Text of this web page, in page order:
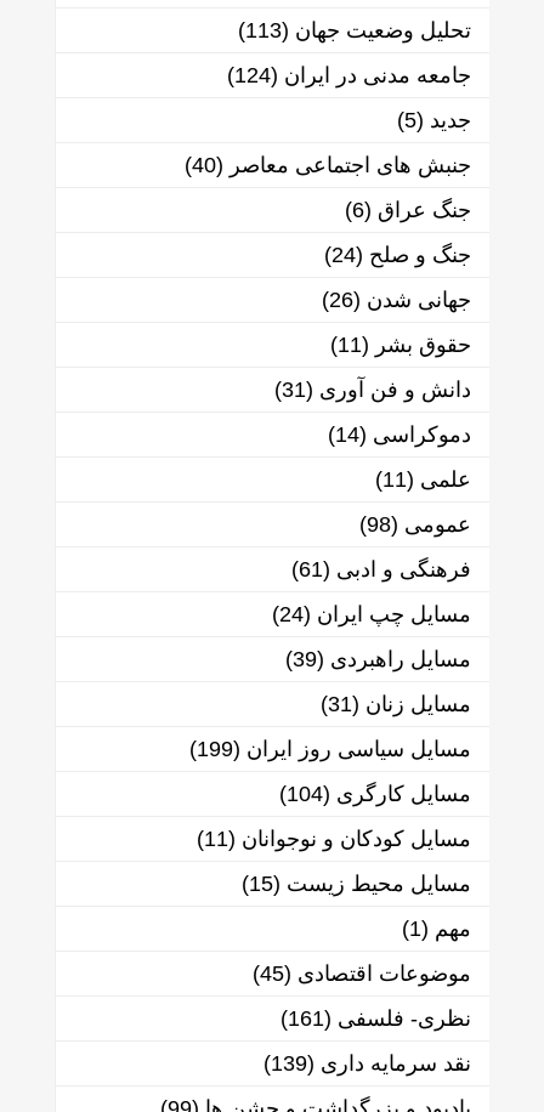
تحلیل وضعیت جهان (113)
جامعه مدنی در ایران (124)
جدید (5)
جنبش های اجتماعی معاصر (40)
جنگ عراق (6)
جنگ و صلح (24)
جهانی شدن (26)
حقوق بشر (11)
دانش و فن آوری (31)
دموکراسی (14)
علمی (11)
عمومی (98)
فرهنگی و ادبی (61)
مسایل چپ ایران (24)
مسایل راهبردی (39)
مسایل زنان (31)
مسایل سیاسی روز ایران (199)
مسایل کارگری (104)
مسایل کودکان و نوجوانان (11)
مسایل محیط زیست (15)
مهم (1)
موضوعات اقتصادی (45)
نظری- فلسفی (161)
نقد سرمایه داری (139)